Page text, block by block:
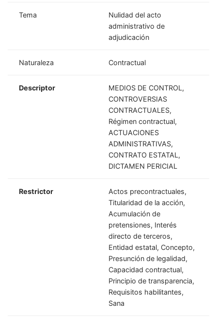
Tema
Nulidad del acto
administrativo de
adjudicación
Naturaleza Contractual
Descriptor
MEDIOS DE CONTROL,
CONTROVERSIAS
CONTRACTUALES,
Régimen contractual,
ACTUACIONES
ADMINISTRATIVAS,
CONTRATO ESTATAL,
DICTAMEN PERICIAL
Restrictor
Actos precontractuales,
Titularidad de la acción,
Acumulación de
pretensiones, Interés
directo de terceros,
Entidad estatal, Concepto,
Presunción de legalidad,
Capacidad contractual,
Principio de transparencia,
Requisitos habilitantes,
Sana